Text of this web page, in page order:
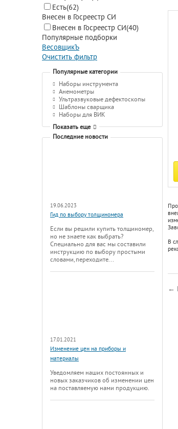
Есть(62)
Внесен в Госреестр СИ
Внесен в Госреестр СИ(40)
Популярные подборки
ВесовщикЪ
Очистить фильтр
Популярные категории
Наборы инструмента
Анемометры
Ультразвуковые дефектоскопы
Шаблоны сварщика
Наборы для ВИК
Показать еще
Последние новости
19.06.2023
Гид по выбору толщиномера
Если вы решили купить толщиномер,
но не знаете как выбрать?
Специально для вас мы составили
инструкцию по выбору простыми
словами, переходите...
17.01.2021
Изменение цен на приборы и
материалы
Уведомляем наших постоянных и
новых заказчиков об изменении цен
на поставляемую нами продукцию.
В
←